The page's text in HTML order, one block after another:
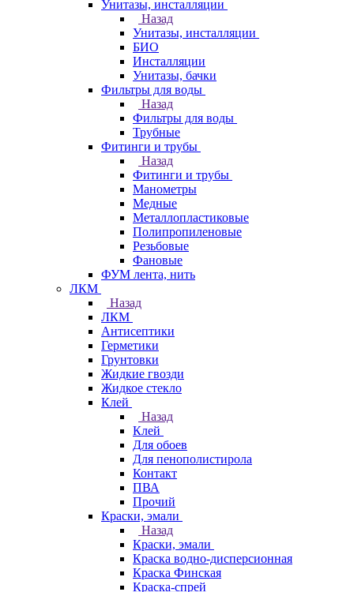
Унитазы, инсталляции
Назад
Унитазы, инсталляции
БИО
Инсталляции
Унитазы, бачки
Фильтры для воды
Назад
Фильтры для воды
Трубные
Фитинги и трубы
Назад
Фитинги и трубы
Манометры
Медные
Металлопластиковые
Полипропиленовые
Резьбовые
Фановые
ФУМ лента, нить
ЛКМ
Назад
ЛКМ
Антисептики
Герметики
Грунтовки
Жидкие гвозди
Жидкое стекло
Клей
Назад
Клей
Для обоев
Для пенополистирола
Контакт
ПВА
Прочий
Краски, эмали
Назад
Краски, эмали
Краска водно-дисперсионная
Краска Финская
Краска-спрей